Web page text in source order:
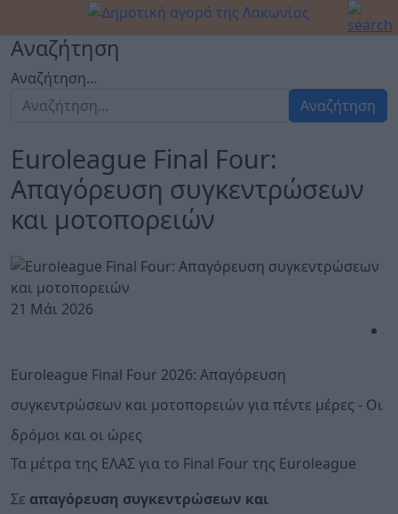
Αναζήτηση
Αναζήτηση...
Αναζήτηση
Euroleague Final Four:
Απαγόρευση συγκεντρώσεων
και μοτοπορειών
21 Μάι 2026
Euroleague Final Four 2026: Απαγόρευση
συγκεντρώσεων και μοτοπορειών για πέντε μέρες - Οι
δρόμοι και οι ώρες
Τα μέτρα της ΕΛΑΣ για το Final Four της Euroleague
Σε απαγόρευση συγκεντρώσεων και